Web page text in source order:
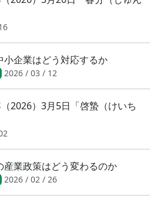
企業はどう対応するか
2026 / 03 / 12
2026）3月5日「啓蟄（けいち
業政策はどう変わるのか
2026 / 02 / 26